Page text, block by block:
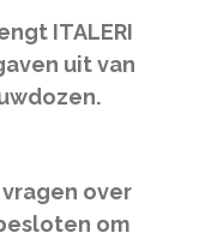
ITALERI
uit van
over
om